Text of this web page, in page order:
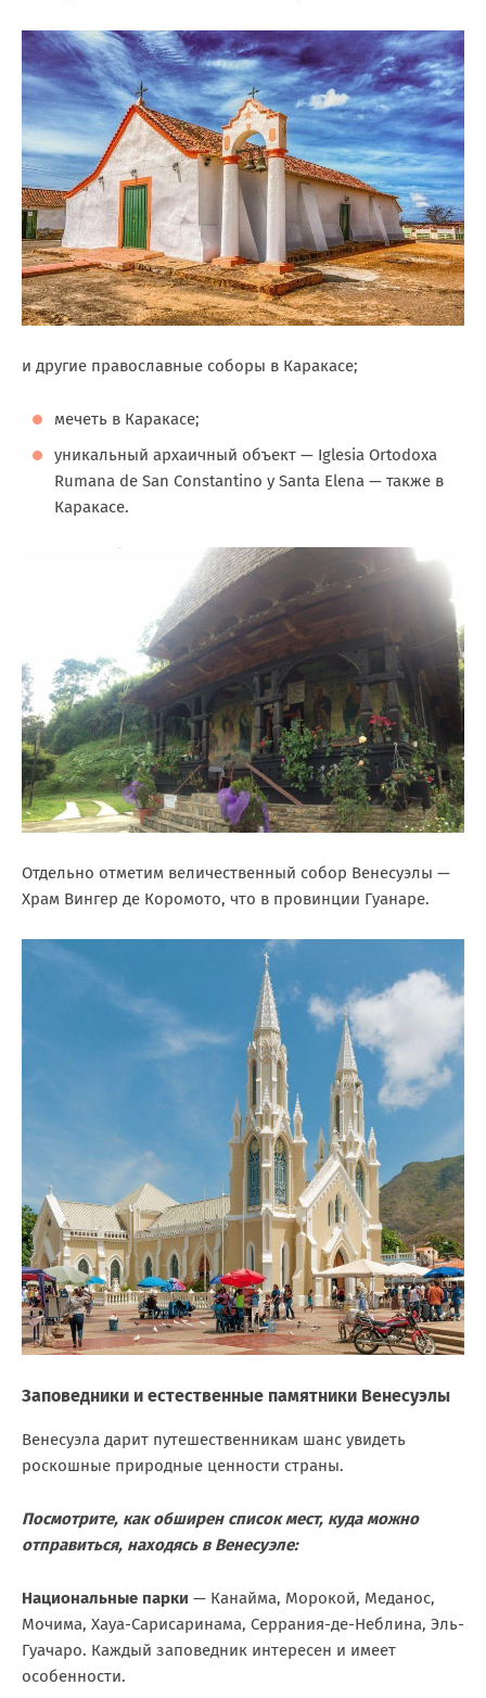
и другие православные соборы в Каракасе;
мечеть в Каракасе;
уникальный архаичный объект — Iglesia Ortodoxa
Rumana de San Constantino y Santa Elena — также в
Каракасе.
Отдельно отметим величественный собор Венесуэлы —
Храм Вингер де Коромото, что в провинции Гуанаре.
Заповедники и естественные памятники Венесуэлы
Венесуэла дарит путешественникам шанс увидеть
роскошные природные ценности страны.
Посмотрите, как обширен список мест, куда можно
отправиться, находясь в Венесуэле:
Национальные парки — Канайма, Морокой, Меданос,
Мочима, Хауа-Сарисаринама, Серрания-де-Неблина, Эль-
Гуачаро. Каждый заповедник интересен и имеет
особенности.